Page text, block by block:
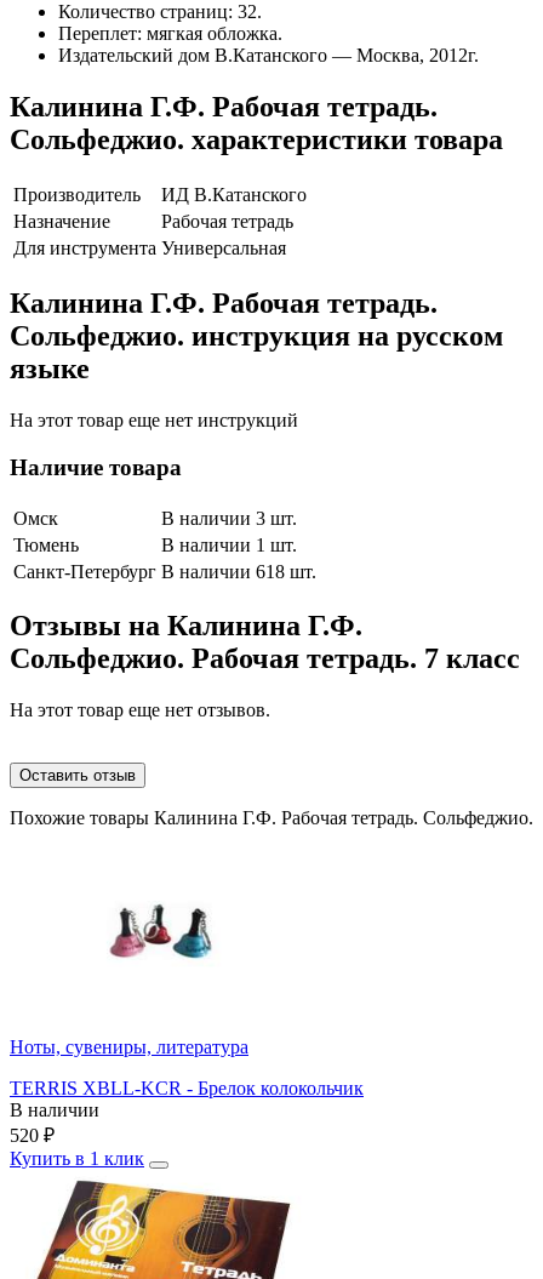
Количество страниц: 32.
Переплет: мягкая обложка.
Издательский дом В.Катанского — Москва, 2012г.
Калинина Г.Ф. Рабочая тетрадь.
Сольфеджио. характеристики товара
Производитель
ИД В.Катанского
Назначение
Рабочая тетрадь
Для инструмента Универсальная
Калинина Г.Ф. Рабочая тетрадь.
Сольфеджио. инструкция на русском
языке
На этот товар еще нет инструкций
Наличие товара
Омск
В наличии 3 шт.
Тюмень
В наличии 1 шт.
Санкт-Петербург В наличии 618 шт.
Отзывы на Калинина Г.Ф.
Сольфеджио. Рабочая тетрадь. 7 класс
На этот товар еще нет отзывов.
Оставить отзыв
Похожие товары Калинина Г.Ф. Рабочая тетрадь. Сольфеджио.
Ноты, сувениры, литература
TERRIS XBLL-KCR - Брелок колокольчик
В наличии
520 ₽
Купить в 1 клик